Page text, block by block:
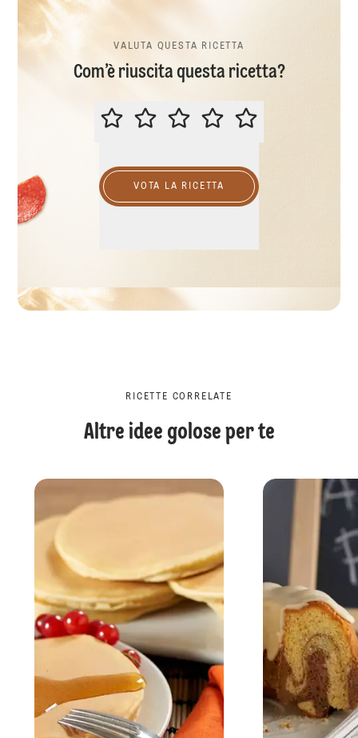
VALUTA QUESTA RICETTA
Com’è riuscita questa ricetta?
VALUTA QUESTA RICETTA
VOTA LA RICETTA
RICETTE CORRELATE
Altre idee golose per te